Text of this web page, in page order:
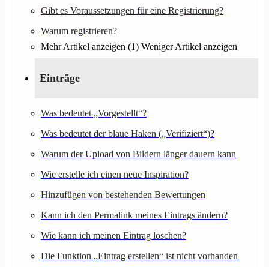
Gibt es Voraussetzungen für eine Registrierung?
Warum registrieren?
Mehr Artikel anzeigen (1) Weniger Artikel anzeigen
Einträge
Was bedeutet „Vorgestellt“?
Was bedeutet der blaue Haken („Verifiziert“)?
Warum der Upload von Bildern länger dauern kann
Wie erstelle ich einen neue Inspiration?
Hinzufügen von bestehenden Bewertungen
Kann ich den Permalink meines Eintrags ändern?
Wie kann ich meinen Eintrag löschen?
Die Funktion „Eintrag erstellen“ ist nicht vorhanden